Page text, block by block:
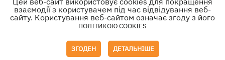
© ТОВ «ЮЛАВ МЕДІА» 2026. Всі права захищені.
взаємодії з користувачем під час відвідування веб-
сайту. Користування веб-сайтом означає згоду з його
ПОЛІТИКОЮ COOKIES
ЗГОДЕН ДЕТАЛЬНІШЕ